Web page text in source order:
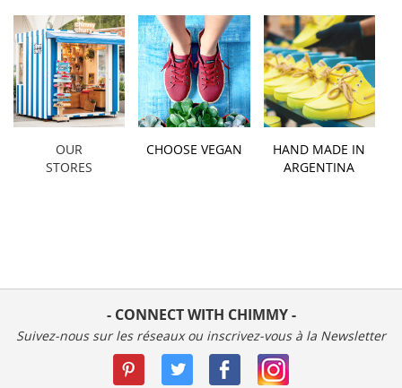
OUR
STORES
CHOOSE VEGAN
HAND MADE IN
ARGENTINA
- CONNECT WITH CHIMMY -
Suivez-nous sur les réseaux ou inscrivez-vous à la Newsletter